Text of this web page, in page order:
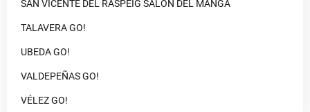
SAN VICENTE DEL RASPEIG SALON DEL MANGA
TALAVERA GO!
UBEDA GO!
VALDEPEÑAS GO!
VÉLEZ GO!